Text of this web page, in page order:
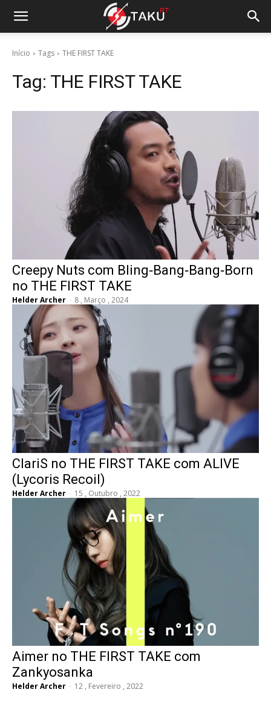
Início Tags THE FIRST TAKE
Tag: THE FIRST TAKE
Creepy Nuts com Bling‐Bang‐Bang‐Born
no THE FIRST TAKE
Helder Archer - 8 , Março , 2024
ClariS no THE FIRST TAKE com ALIVE
(Lycoris Recoil)
Helder Archer - 15 , Outubro , 2022
Aimer no THE FIRST TAKE com
Zankyosanka
Helder Archer - 12 , Fevereiro , 2022